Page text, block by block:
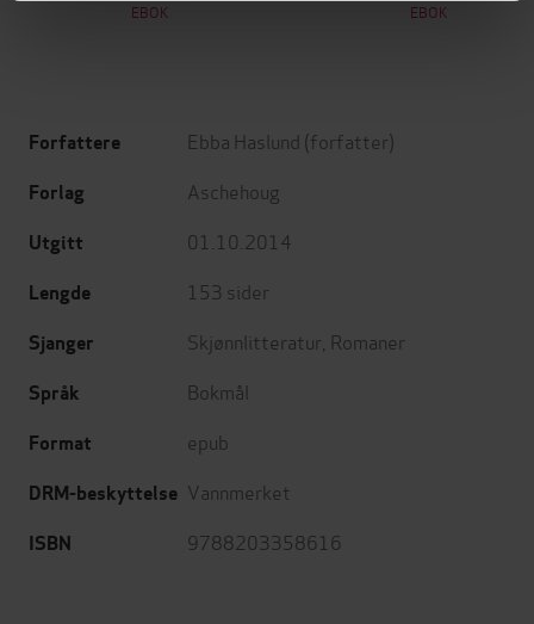
EBOK EBOK
Forfattere Ebba Haslund (forfatter)
Forlag Aschehoug
Utgitt 01.10.2014
Lengde 153 sider
Sjanger Skjønnlitteratur Romaner
Språk Bokmål
Format epub
DRM-beskyttelse Vannmerket
ISBN 9788203358616